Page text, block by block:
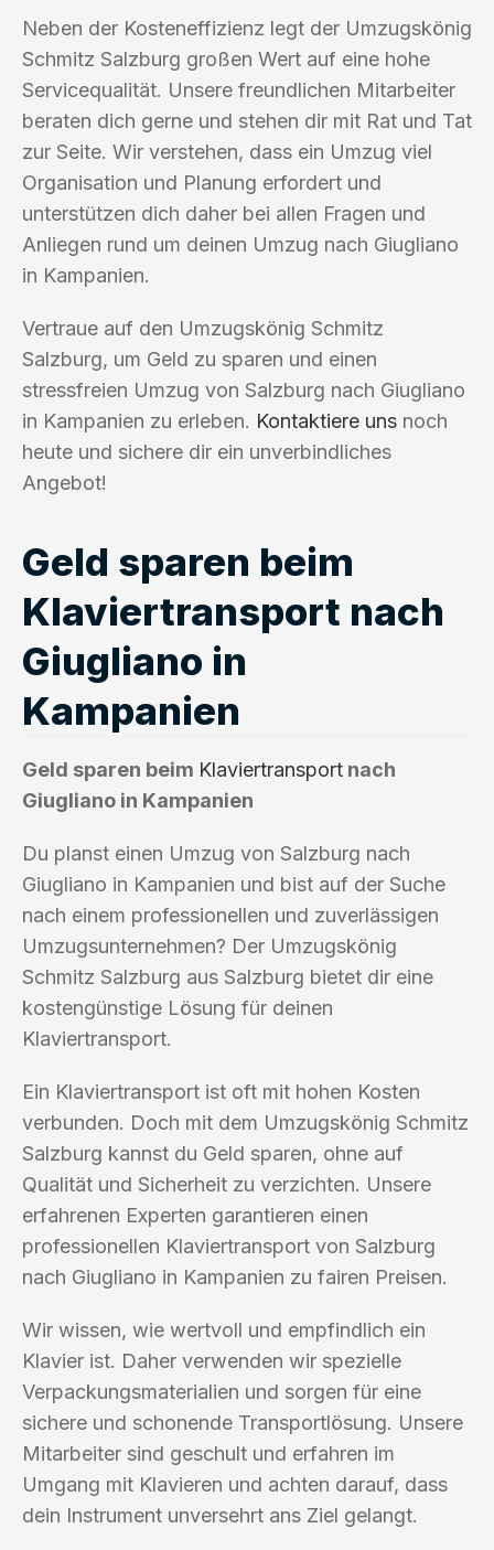
Neben der Kosteneffizienz legt der Umzugskönig
Schmitz Salzburg großen Wert auf eine hohe
Servicequalität. Unsere freundlichen Mitarbeiter
beraten dich gerne und stehen dir mit Rat und Tat
zur Seite. Wir verstehen, dass ein Umzug viel
Organisation und Planung erfordert und
unterstützen dich daher bei allen Fragen und
Anliegen rund um deinen Umzug nach Giugliano
in Kampanien.
Vertraue auf den Umzugskönig Schmitz
Salzburg, um Geld zu sparen und einen
stressfreien Umzug von Salzburg nach Giugliano
in Kampanien zu erleben. Kontaktiere uns noch
heute und sichere dir ein unverbindliches
Angebot!
Geld sparen beim
Klaviertransport nach
Giugliano in
Kampanien
Geld sparen beim Klaviertransport nach
Giugliano in Kampanien
Du planst einen Umzug von Salzburg nach
Giugliano in Kampanien und bist auf der Suche
nach einem professionellen und zuverlässigen
Umzugsunternehmen? Der Umzugskönig
Schmitz Salzburg aus Salzburg bietet dir eine
kostengünstige Lösung für deinen
Klaviertransport.
Ein Klaviertransport ist oft mit hohen Kosten
verbunden. Doch mit dem Umzugskönig Schmitz
Salzburg kannst du Geld sparen, ohne auf
Qualität und Sicherheit zu verzichten. Unsere
erfahrenen Experten garantieren einen
professionellen Klaviertransport von Salzburg
nach Giugliano in Kampanien zu fairen Preisen.
Wir wissen, wie wertvoll und empfindlich ein
Klavier ist. Daher verwenden wir spezielle
Verpackungsmaterialien und sorgen für eine
sichere und schonende Transportlösung. Unsere
Mitarbeiter sind geschult und erfahren im
Umgang mit Klavieren und achten darauf, dass
dein Instrument unversehrt ans Ziel gelangt.